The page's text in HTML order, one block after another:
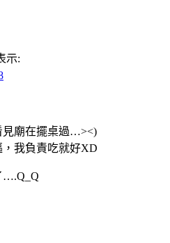
示:
見廟在擺桌過…><)
我負責吃就好XD
….Q_Q